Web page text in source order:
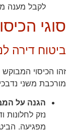
לקבל מענה
סוגי
ביטוח דירה
זהו הכיסוי
מורכבת משני
הגנה על
נזק לחלונות
מפגיעה.